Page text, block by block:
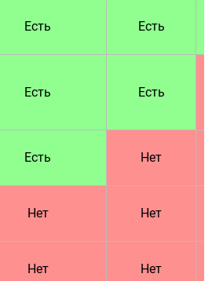
Есть Есть
Есть Есть
Есть Нет
Нет Нет
Нет Нет